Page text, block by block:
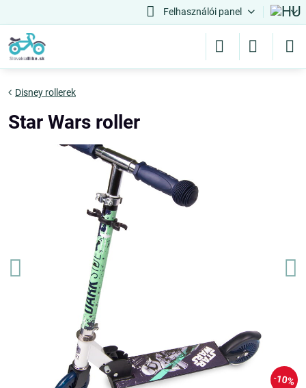
Felhasználói panel
10%
Disney rollerek
Star Wars roller